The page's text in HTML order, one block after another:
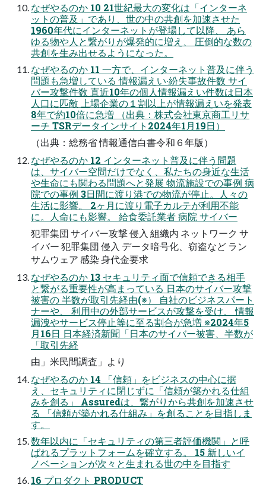
なぜやるのか 10 21世紀最⼤の変化は「インターネ
ットの普及」であり、世の中の共創を加速させた
1960年代にインターネットが登場して以降、 あら
ゆる物や⼈と繋がりが爆発的に増え、 圧倒的な数の
共創を⽣み出せるようになった。
なぜやるのか 11 ⼀⽅で、インターネット普及に伴う
問題も急増している 情報漏えい‧紛失事故件数 サイ
バー攻撃件数 直近10年の個⼈情報漏えい件数は⽇本
⼈⼝に匹敵 上場企業の１割以上が情報漏えいを発表
8年で約10倍に急増 （出典：株式会社東京商⼯リサ
ーチ TSRデータインサイト2024年1⽉19⽇）
（出典：総務省 情報通信⽩書令和６年版）
なぜやるのか 12 インターネット普及に伴う問題
は、サイバー空間だけでなく、私たちの⾝近な⽣活
や⽣命にも関わる問題へと発展 物流施設での事例 病
院での事例 3⽇間に渡り港での物流が停⽌。⼈々の
⽣活に影響。 2ヶ⽉に渡り電⼦カルテが利⽤不能
に。⼈命にも影響。 給⾷委託業者 病院 サイバー
犯罪集団 サイバー攻撃 侵⼊ 組織内 ネットワーク サ
イバー 犯罪集団 侵⼊ データ暗号化、窃盗など ラン
サムウェア 感染 ⾝代⾦要求
なぜやるのか 13 セキュリティ⾯で信頼できる相⼿
と繋がる重要性が⾼まっている ⽇本のサイバー攻撃
被害の 半数が取引先経由(※） ⾃社のビジネスパート
ナーや、 利⽤中の外部サービスが攻撃を受け、 情報
漏洩やサービス停⽌等に⾄る割合が急増 ※2024年5
月16日 日本経済新聞「日本のサイバー被害、半数が
「取引先経
由」米民間調査」より
なぜやるのか 14 「信頼」をビジネスの中⼼に据
え、セキュリティに閉じずに「信頼が築かれる仕組
みを創る」 Assuredは、繋がりから共創を加速させ
る 「信頼が築かれる仕組み」を創ることを目指しま
す。
数年以内に「セキュリティの第三者評価機関」と呼
ばれるプラットフォームを確⽴する。 15 新しいイ
ノベーションが次々と生まれる世の中を目指す
16 プロダクト PRODUCT